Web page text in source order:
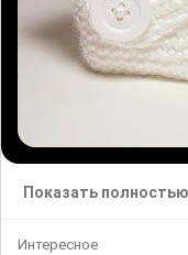
Показать
Интересное